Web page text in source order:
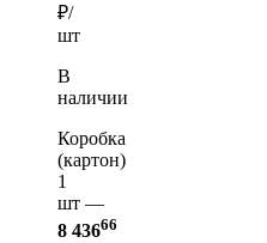
₽/
шт
В
наличии
Коробка
(картон)
1
шт —
8 43666